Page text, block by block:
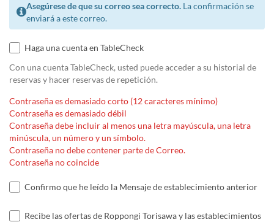
Asegúrese de que su correo sea correcto. La confirmación se
enviará a este correo.
Haga una cuenta en TableCheck
Con una cuenta TableCheck, usted puede acceder a su historial de
reservas y hacer reservas de repetición.
Contraseña es demasiado corto (12 caracteres mínimo)
Contraseña es demasiado débil
Contraseña debe incluir al menos una letra mayúscula, una letra
minúscula, un número y un símbolo.
Contraseña no debe contener parte de Correo.
Contraseña no coincide
Confirmo que he leído la Mensaje de establecimiento anterior
Recibe las ofertas de Roppongi Torisawa y las establecimientos